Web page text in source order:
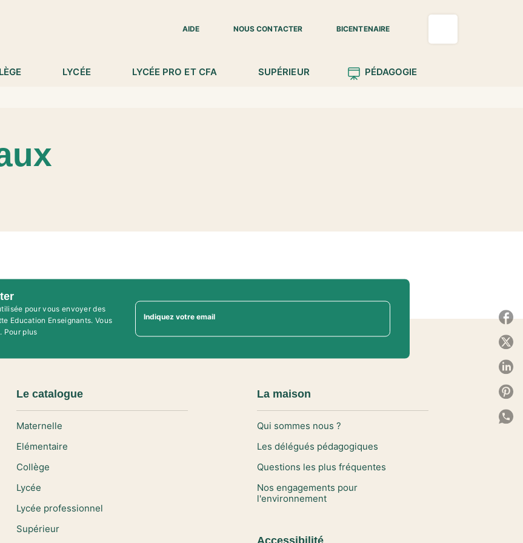
AIDE
NOUS CONTACTER BICENTENAIRE
LYCÉE LYCÉE PRO ET CFA SUPÉRIEUR PÉDAGOGIE
pour vous envoyer des
Education Enseignants. Vous
Pour plus
Indiquez votre email
Le catalogue
Maternelle
Elémentaire
Collège
Lycée
Lycée professionnel
Supérieur
La maison
Qui sommes nous ?
Les délégués pédagogiques
Questions les plus fréquentes
Nos engagements pour
l'environnement
Accessibilité